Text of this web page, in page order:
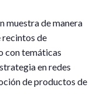
muestra de manera
recintos de
con temáticas
en redes
de productos de